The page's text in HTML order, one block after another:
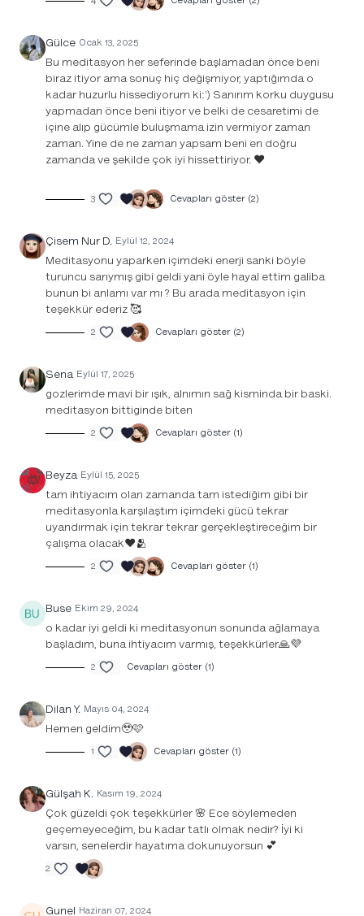
Gülce Ocak 13, 2025
Bu meditasyon her seferinde başlamadan önce beni
biraz itiyor ama sonuç hiç değişmiyor, yaptığımda o
kadar huzurlu hissediyorum ki:') Sanırım korku duygusu
yapmadan önce beni itiyor ve belki de cesaretimi de
içine alıp gücümle buluşmama izin vermiyor zaman
zaman. Yine de ne zaman yapsam beni en doğru
zamanda ve şekilde çok iyi hissettiriyor. ❤️
3 Cevapları göster (2)
Çisem Nur D. Eylül 12, 2024
Meditasyonu yaparken içimdeki enerji sanki böyle
turuncu sarıymış gibi geldi yani öyle hayal ettim galiba
bunun bi anlamı var mı ? Bu arada meditasyon için
teşekkür ederiz 🥰
2 Cevapları göster (2)
Sena Eylül 17, 2025
gozlerimde mavi bir ışık, alnımın sağ kisminda bir baski.
meditasyon bittiginde biten
2 Cevapları göster (1)
Beyza Eylül 15, 2025
tam ihtiyacım olan zamanda tam istediğim gibi bir
meditasyonla karşılaştım içimdeki gücü tekrar
uyandırmak için tekrar tekrar gerçekleştireceğim bir
çalışma olacak♥️🫂
2 Cevapları göster (1)
Buse Ekim 29, 2024
o kadar iyi geldi ki meditasyonun sonunda ağlamaya
başladım, buna ihtiyacım varmış, teşekkürler🙏💜
2 Cevapları göster (1)
Dilan Y. Mayıs 04, 2024
Hemen geldim🥹🩷
1 Cevapları göster (1)
Gülşah K. Kasım 19, 2024
Çok güzeldi çok teşekkürler 🌸 Ece söylemeden
geçemeyeceğim, bu kadar tatlı olmak nedir? İyi ki
varsın, senelerdir hayatıma dokunuyorsun 💕
2
Gunel Haziran 07, 2024